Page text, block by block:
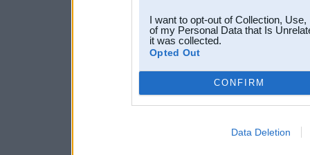
I want to opt-out of Collection,
of my Personal Data that Is
it was collected.
Opted Out
CONFIRM
Data Deletion